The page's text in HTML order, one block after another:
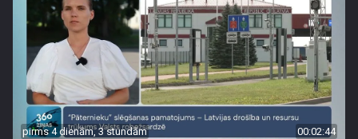
pirms 4 dienām, 3 stundām 00:02:44